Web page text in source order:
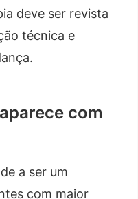
deve ser revista
técnica e
com
a ser um
com maior